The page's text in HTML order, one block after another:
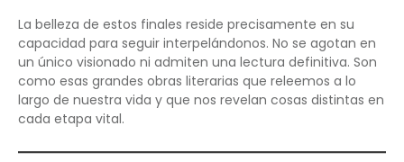
La belleza de estos finales reside precisamente en su
capacidad para seguir interpelándonos. No se agotan en
un único visionado ni admiten una lectura definitiva. Son
como esas grandes obras literarias que releemos a lo
largo de nuestra vida y que nos revelan cosas distintas en
cada etapa vital.